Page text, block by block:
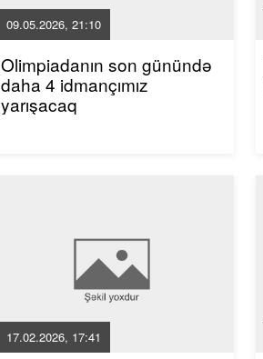
09.05.2026, 21:10
Olimpiadanın son günündə
daha 4 idmançımız
yarışacaq
17.02.2026, 17:41